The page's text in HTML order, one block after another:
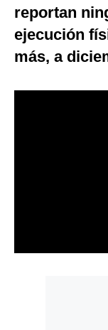
Tecnología
Club del Suscriptor
reportan
ejecución
más, a